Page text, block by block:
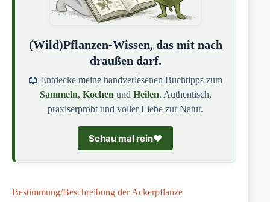
(Wild)Pflanzen-Wissen, das mit nach
draußen darf.
📖 Entdecke meine handverlesenen Buchtipps zum
Sammeln, Kochen und Heilen. Authentisch,
praxiserprobt und voller Liebe zur Natur.
Schau mal rein❤️
Bestimmung/Beschreibung der Ackerpflanze